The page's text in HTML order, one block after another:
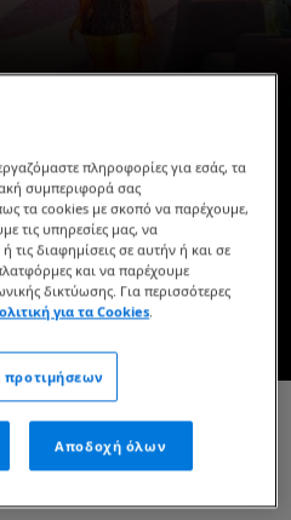
στο Disney+*
ΣΤΟ DISNEY+
και προϋποθέσεις
Τους
πληροφορίες για εσάς, τα
συμπεριφορά σας
τα cookies με σκοπό να παρέχουμε,
τις υπηρεσίες μας, να
τις διαφημίσεις σε αυτήν ή και σε
και να παρέχουμε
δικτύωσης. Για περισσότερες
για τα Cookies
προτιμήσεων
Αποδοχή όλων